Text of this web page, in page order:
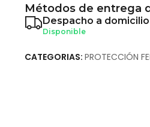
Métodos de entrega
Despacho a domicilio
Disponible
CATEGORIAS: PROTECCIÓN